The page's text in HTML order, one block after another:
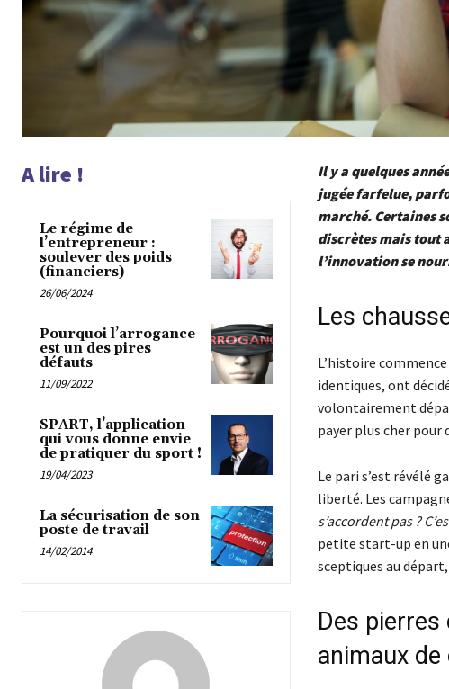
A lire !
Le régime de
l’entrepreneur :
soulever des poids
(financiers)
26/06/2024
Pourquoi l’arrogance
est un des pires
défauts
11/09/2022
SPART, l’application
qui vous donne envie
de pratiquer du sport !
19/04/2023
La sécurisation de son
poste de travail
14/02/2014
Il y a quelques
jugée farfelue,
marché. Certaines
discrètes mais tout
l’innovation se
Les
L’histoire
identiques, ont
volontairement
payer plus cher pour
Le pari s’est révélé
liberté. Les
s’accordent pas ?
petite start-up en
sceptiques au
Des
animaux